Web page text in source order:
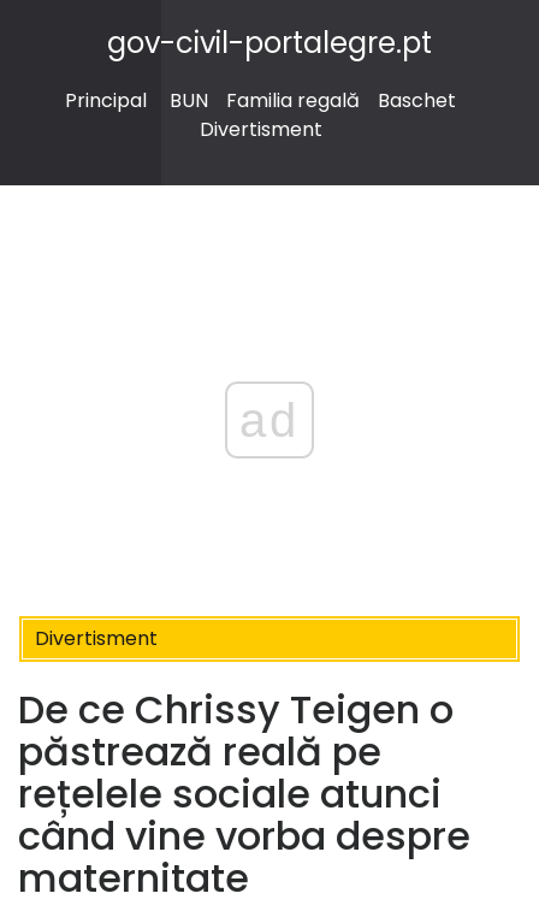
gov-civil-portalegre.pt
Principal BUN Familia regală
Baschet
Divertisment
ad
Divertisment
De ce Chrissy Teigen o
păstrează reală pe
rețelele sociale atunci
când vine vorba despre
maternitate